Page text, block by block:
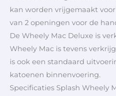
kan worden vrijgemaakt
van 2 openingen voor de
De Wheely Mac Deluxe is
Wheely Mac is tevens
is ook een standaard
katoenen binnenvoering.
Specificaties Splash Wheely